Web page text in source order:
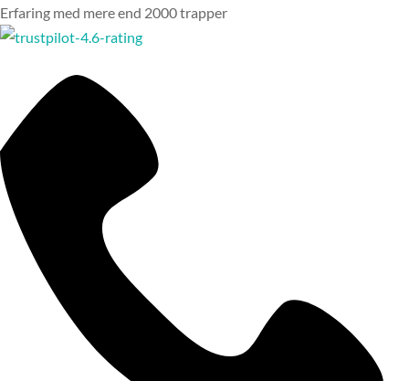
Erfaring med mere end 2000 trapper